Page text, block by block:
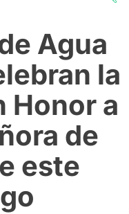
Agua
la
Honor a
de
este